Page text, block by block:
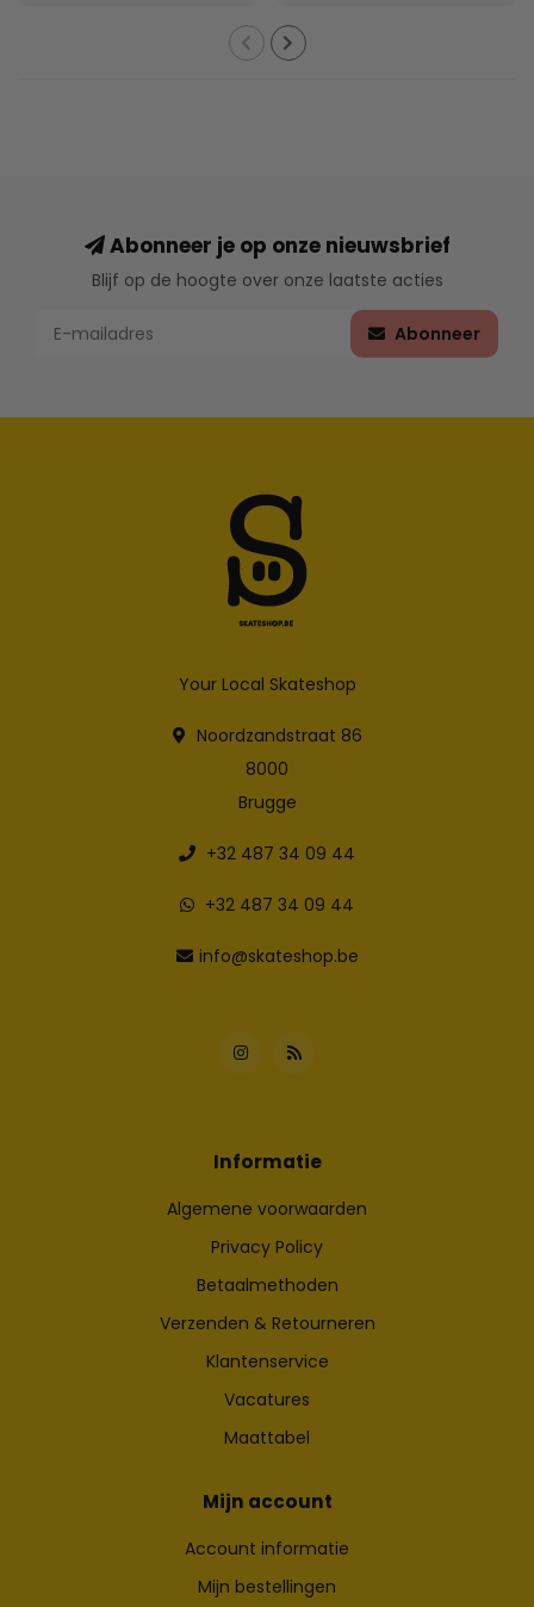
Abonneer je op onze nieuwsbrief
Blijf op de hoogte over onze laatste acties
Abonneer
Your Local Skateshop
Noordzandstraat 86
8000
Brugge
+32 487 34 09 44
+32 487 34 09 44
info@skateshop.be
Informatie
Algemene voorwaarden
Privacy Policy
Betaalmethoden
Verzenden & Retourneren
Klantenservice
Vacatures
Maattabel
Mijn account
Account informatie
Mijn bestellingen